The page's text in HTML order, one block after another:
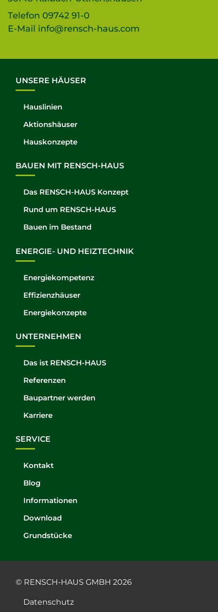
Telefon 09742 91-0
E-Mail info@rensch-haus.com
UNSERE HÄUSER
Hauslinien
Aktionshäuser
Hauskonzepte
BAUEN MIT RENSCH-HAUS
Das RENSCH-HAUS Konzept
Rund um RENSCH-HAUS
Bauen im Bestand
ENERGIE- UND HEIZTECHNIK
Energiekompetenz
Effizienzhäuser
Energiekonzepte
UNTERNEHMEN
Das ist RENSCH-HAUS
Referenzen
Baupartner werden
Karriere
SERVICE
Kontakt
Blog
Informationen
Download
Grundstücke
© RENSCH-HAUS GMBH 2026
Datenschutz